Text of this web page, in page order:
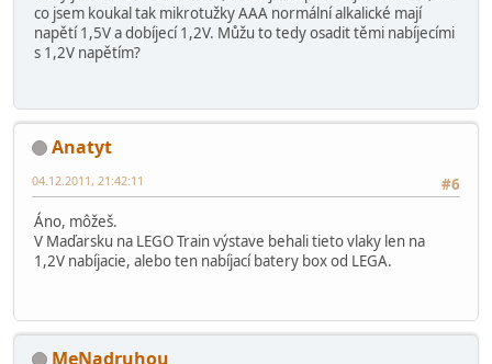
co jsem koukal tak mikrotužky AAA normální alkalické mají
napětí 1,5V a dobíjecí 1,2V. Můžu to tedy osadit těmi nabíjecími
s 1,2V napětím?
Anatyt
#6
04.12.2011, 21:42:11
Áno, môžeš.
V Maďarsku na LEGO Train výstave behali tieto vlaky len na
1,2V nabíjacie, alebo ten nabíjací batery box od LEGA.
MeNadruhou